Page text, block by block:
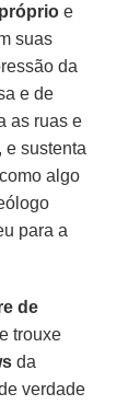
e
suas
da
e de
as ruas e
e sustenta
como algo
para a
de
trouxe
da
verdade